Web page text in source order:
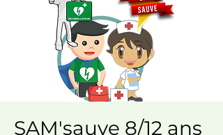
SAM'sauve 8/12 ans